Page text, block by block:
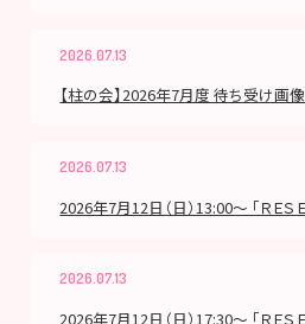
2026.07.13
【柱の会】2026年7月度 待ち受け画
2026.07.13
2026年7月12日（日）13:00～ 「ＲＥＳ
2026.07.13
2026年7月12日（日）17:30～ 「ＲＥＳ